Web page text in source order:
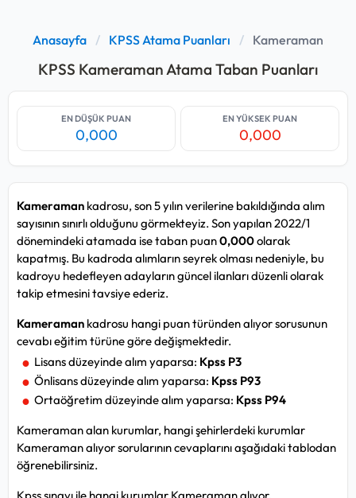
Anasayfa / KPSS Atama Puanları / Kameraman
KPSS Kameraman Atama Taban Puanları
EN DÜŞÜK PUAN
0,000
EN YÜKSEK PUAN
0,000
Kameraman kadrosu, son 5 yılın verilerine bakıldığında alım
sayısının sınırlı olduğunu görmekteyiz. Son yapılan 2022/1
dönemindeki atamada ise taban puan0,000olarak
kapatmış. Bu kadroda alımların seyrek olması nedeniyle, bu
kadroyu hedefleyen adayların güncel ilanları düzenli olarak
takip etmesini tavsiye ederiz.
Kameraman kadrosu hangi puan türünden alıyor sorusunun
cevabı eğitim türüne göre değişmektedir.
Lisans düzeyinde alım yaparsa: Kpss P3
Önlisans düzeyinde alım yaparsa: Kpss P93
Ortaöğretim düzeyinde alım yaparsa: Kpss P94
Kameraman alan kurumlar, hangi şehirlerdeki kurumlar
Kameraman alıyor sorularının cevaplarını aşağıdaki tablodan
öğrenebilirsiniz.